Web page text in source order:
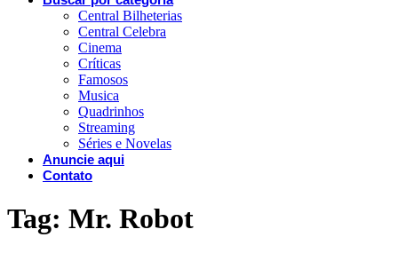
Central Bilheterias
Central Celebra
Cinema
Críticas
Famosos
Musica
Quadrinhos
Streaming
Séries e Novelas
Anuncie aqui
Contato
Tag: Mr. Robot